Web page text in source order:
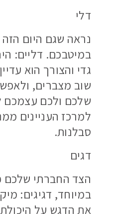
דלי
נראה שגם היום
במיטבכם. דליים:
גדי והצורך הוא
שוב מצברים,
שלכם ולכם עצמכם
למרכז העניינים
סבלנות.
דגים
הצד החברתי שלכם
במיוחד, דגיגים:
את הדגש על